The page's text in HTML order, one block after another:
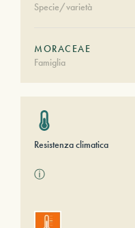
Specie/varietà
MORACEAE
Famiglia
Resistenza climatica
ⓘ